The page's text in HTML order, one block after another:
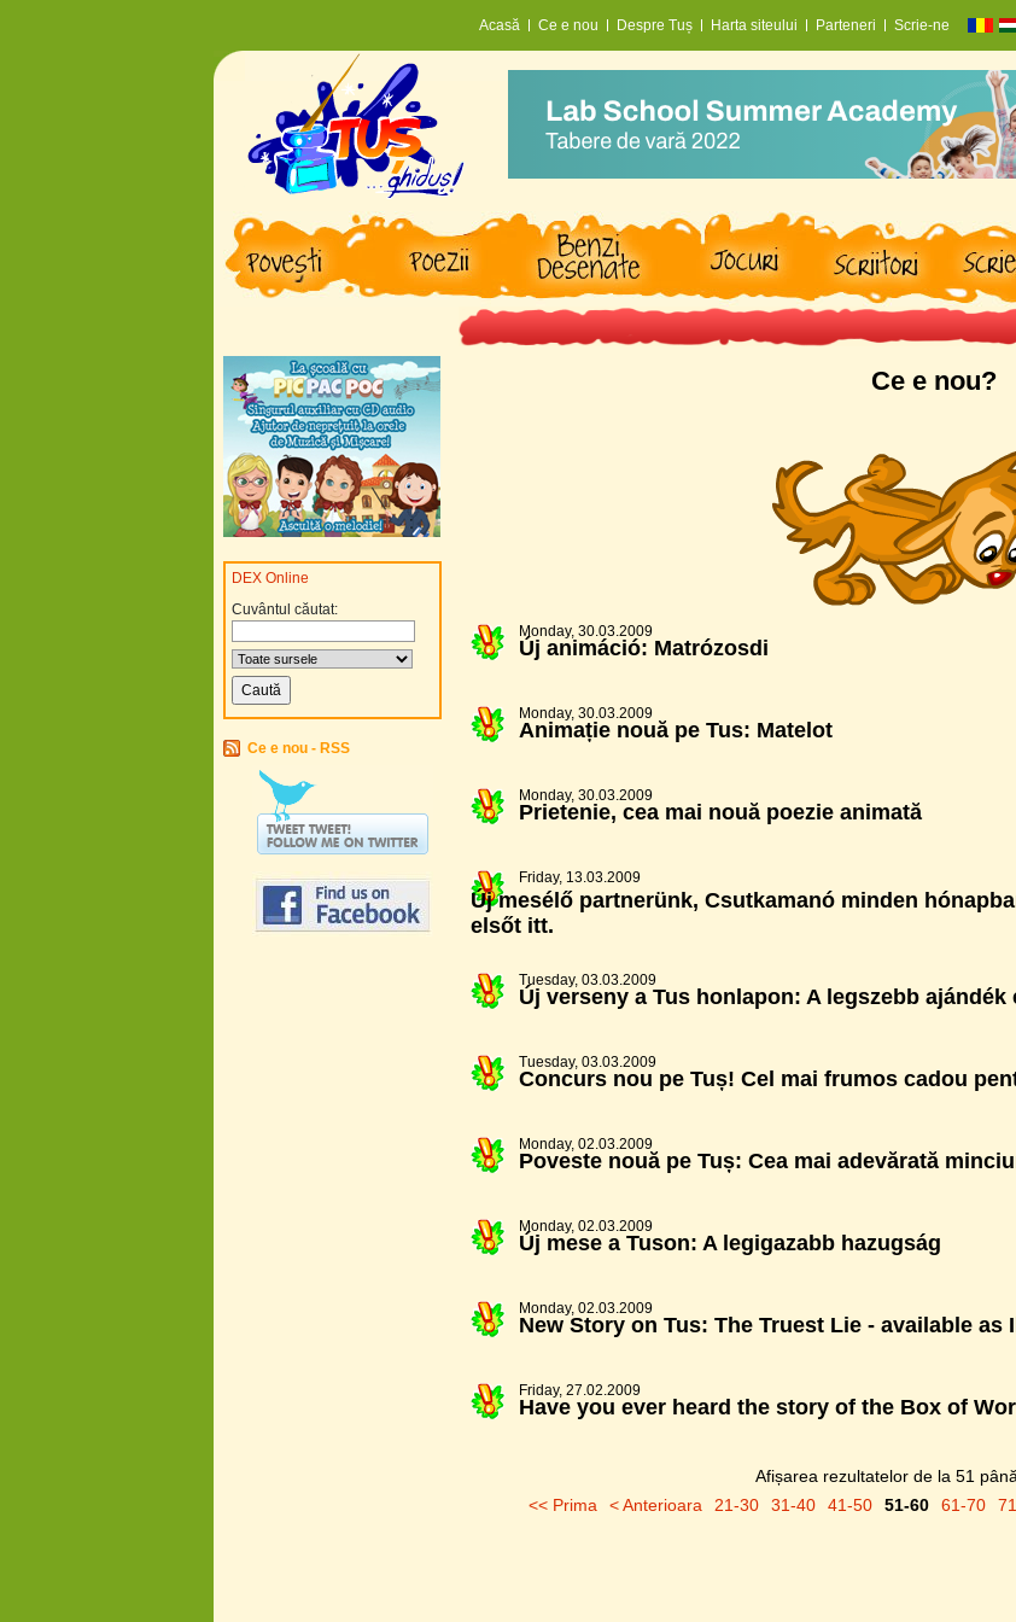
Acasă Ce e nou Despre Tuș Harta siteului Parteneri Scrie-ne
DEX Online
Cuvântul căutat:
Ce e nou - RSS
Ce e nou?
Monday, 30.03.2009
Új animáció: Matrózosdi
Monday, 30.03.2009
Animație nouă pe Tus: Matelot
Monday, 30.03.2009
Prietenie, cea mai nouă poezie animată
Friday, 13.03.2009
Új mesélő partnerünk, Csutkamanó minden
elsőt itt.
Tuesday, 03.03.2009
Új verseny a Tus honlapon: A legszebb ajándék
Tuesday, 03.03.2009
Concurs nou pe Tuș! Cel mai frumos cadou
Monday, 02.03.2009
Poveste nouă pe Tuș: Cea mai adevărată
Monday, 02.03.2009
Új mese a Tuson: A legigazabb hazugság
Monday, 02.03.2009
New Story on Tus: The Truest Lie - available as
Friday, 27.02.2009
Have you ever heard the story of the Box of
Afișarea rezultatelor de la 51
<< Prima
< Anterioara 21-30 31-40 41-50 51-60 61-70